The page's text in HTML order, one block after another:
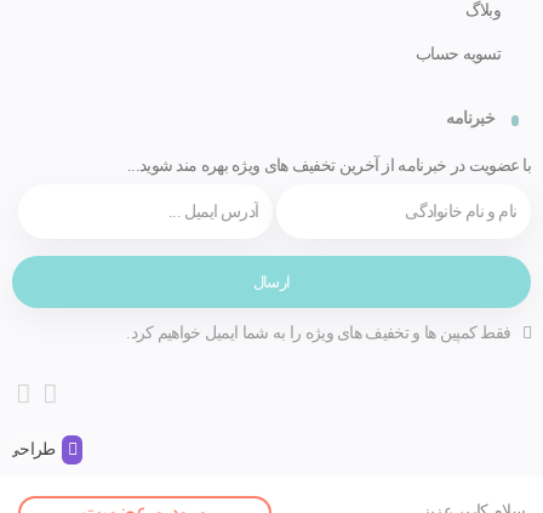
وبلاگ
تسویه حساب
خبرنامه
با عضویت در خبرنامه از آخرین تخفیف های ویژه بهره مند شوید...
فقط کمپین ها و تخفیف های ویژه را به شما ایمیل خواهیم کرد.
طراحی